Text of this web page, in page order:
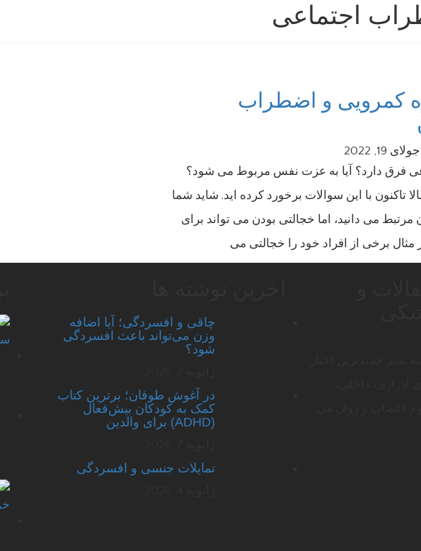
اجتماعی
کمرویی و اضطراب
جولای 19, 2022
فرق دارد؟ آیا به عزت نفس مربوط می شود؟
تاکنون با این سوالات برخورد کرده اید. شاید شما
می دانید، اما خجالتی بودن می تواند برای
برخی از افراد خود را خجالتی می
چاقی و افسردگی؛ آیا اضافه
وزن می‌تواند باعث افسردگی
شود؟
در آغوش طوفان؛ برترین کتاب
کمک به کودکان بیش‌فعال
(ADHD) برای والدین
تمایلات جنسی و افسردگی